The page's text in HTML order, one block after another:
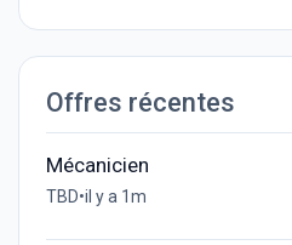
Offres récentes
Mécanicien
TBD•il y a 1m